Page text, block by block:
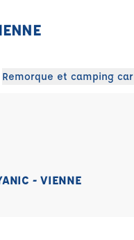
Remorque et camping car
- VIENNE